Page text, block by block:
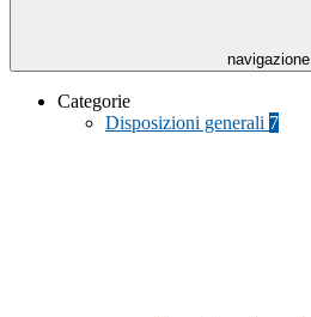
navigazione
Categorie
Disposizioni generali 7